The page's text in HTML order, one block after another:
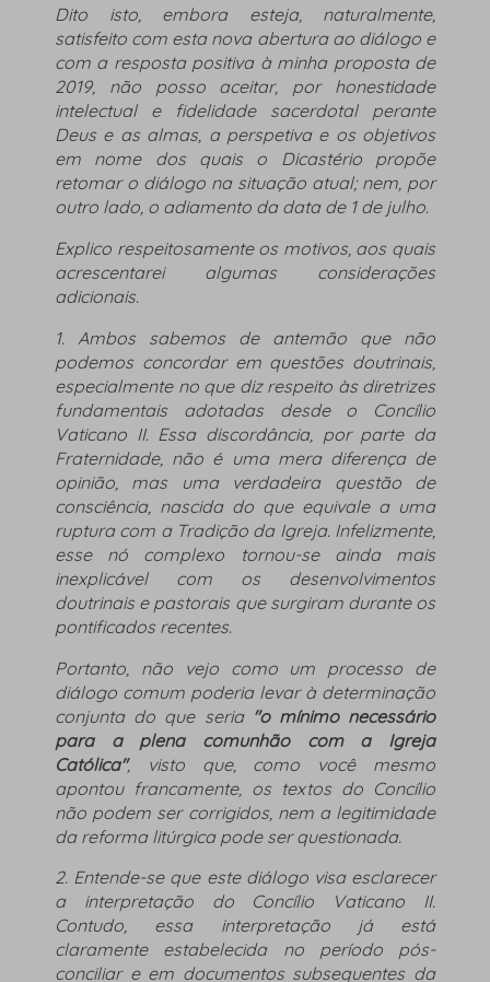
Dito isto, embora esteja, naturalmente,
satisfeito com esta nova abertura ao diálogo e
com a resposta positiva à minha proposta de
2019, não posso aceitar, por honestidade
intelectual e fidelidade sacerdotal perante
Deus e as almas, a perspetiva e os objetivos
em nome dos quais o Dicastério propõe
retomar o diálogo na situação atual; nem, por
outro lado, o adiamento da data de 1 de julho.
Explico respeitosamente os motivos, aos quais
acrescentarei algumas considerações
adicionais.
1. Ambos sabemos de antemão que não
podemos concordar em questões doutrinais,
especialmente no que diz respeito às diretrizes
fundamentais adotadas desde o Concílio
Vaticano II. Essa discordância, por parte da
Fraternidade, não é uma mera diferença de
opinião, mas uma verdadeira questão de
consciência, nascida do que equivale a uma
ruptura com a Tradição da Igreja. Infelizmente,
esse nó complexo tornou-se ainda mais
inexplicável com os desenvolvimentos
doutrinais e pastorais que surgiram durante os
pontificados recentes.
Portanto, não vejo como um processo de
diálogo comum poderia levar à determinação
conjunta do que seria "o mínimo necessário
para a plena comunhão com a Igreja
Católica", visto que, como você mesmo
apontou francamente, os textos do Concílio
não podem ser corrigidos, nem a legitimidade
da reforma litúrgica pode ser questionada.
2. Entende-se que este diálogo visa esclarecer
a interpretação do Concílio Vaticano II.
Contudo, essa interpretação já está
claramente estabelecida no período pós-
conciliar e em documentos subsequentes da